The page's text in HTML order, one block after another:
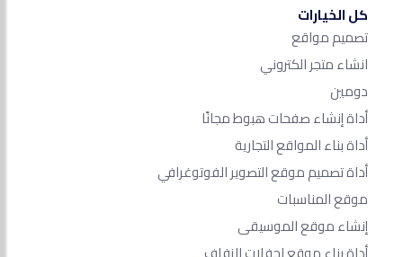
كل الخيارات
تصميم مواقع
انشاء متجر الكتروني
دومين
أداة إنشاء صفحات هبوط مجانًا
أداة بناء المواقع التجارية
أداة تصميم موقع التصوير الفوتوغرافي
موقع المناسبات
إنشاء موقع الموسيقى